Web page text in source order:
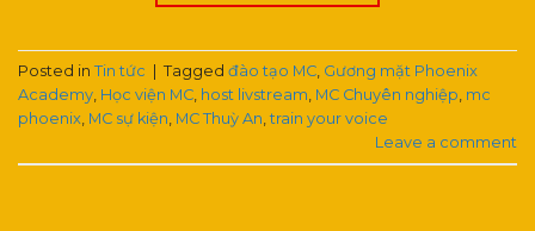
Posted in Tin tức | Tagged đào tạo MC Gương mặt Phoenix
Academy Học viện MC host livstream MC Chuyên nghiệp mc
phoenix MC sự kiện MC Thuỳ An ,train your voice
Leave a comment